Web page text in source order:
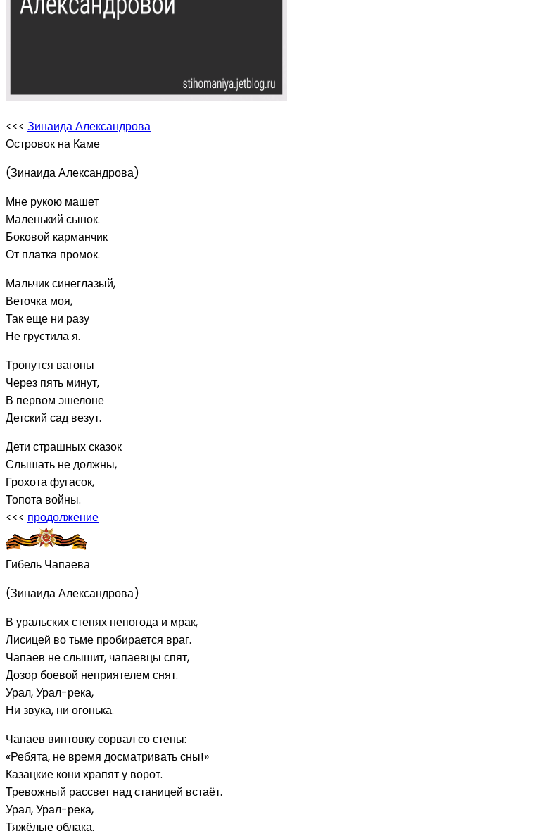
<<< Зинаида Александрова
Островок на Каме
(Зинаида Александрова)
Мне рукою машет
Маленький сынок.
Боковой карманчик
От платка промок.
Мальчик синеглазый,
Веточка моя,
Так еще ни разу
Не грустила я.
Тронутся вагоны
Через пять минут,
В первом эшелоне
Детский сад везут.
Дети страшных сказок
Слышать не должны,
Грохота фугасок,
Топота войны.
<<< продолжение
Гибель Чапаева
(Зинаида Александрова)
В уральских степях непогода и мрак,
Лисицей во тьме пробирается враг.
Чапаев не слышит, чапаевцы спят,
Дозор боевой неприятелем снят.
Урал, Урал-река,
Ни звука, ни огонька.
Чапаев винтовку сорвал со стены:
«Ребята, не время досматривать сны!»
Казацкие кони храпят у ворот.
Тревожный рассвет над станицей встаёт.
Урал, Урал-река,
Тяжёлые облака.